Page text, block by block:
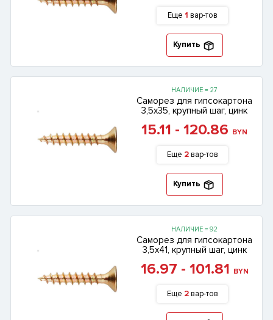
Еще 1 вар-тов
Купить
НАЛИЧИЕ = 27
Саморез для гипсокартона
3,5х35, крупный шаг, цинк
15.11 - 120.86 BYN
Еще 2 вар-тов
Купить
НАЛИЧИЕ = 92
Саморез для гипсокартона
3,5х41, крупный шаг, цинк
16.97 - 101.81 BYN
Еще 2 вар-тов